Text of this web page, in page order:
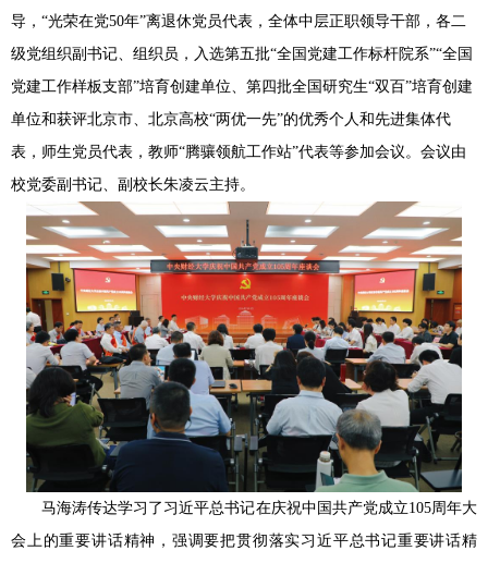
导，“光荣在党50年”离退休党员代表，全体中层正职领导干部，各二
级党组织副书记、组织员，入选第五批“全国党建工作标杆院系”“全国
党建工作样板支部”培育创建单位、第四批全国研究生“双百”培育创建
单位和获评北京市、北京高校“两优一先”的优秀个人和先进集体代
表，师生党员代表，教师“腾骧领航工作站”代表等参加会议。会议由
校党委副书记、副校长朱凌云主持。
马海涛传达学习了习近平总书记在庆祝中国共产党成立105周年大
会上的重要讲话精神，强调要把贯彻落实习近平总书记重要讲话精